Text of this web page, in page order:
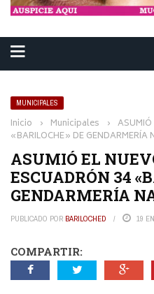
MUNICIPALES
Inicio › Municipales › ASUMIÓ
«BARILOCHE» DE GENDARMERÍA
ASUMIÓ EL
ESCUADRÓN 34
GENDARMERÍA
PUBLICADO POR BARILOCHED 19
COMPARTIR: